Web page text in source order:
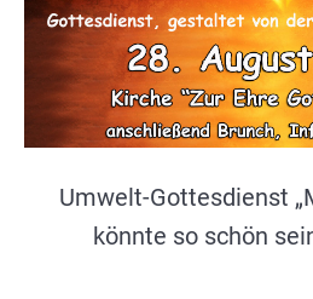
Umwelt-Gottesdienst
könnte so schön